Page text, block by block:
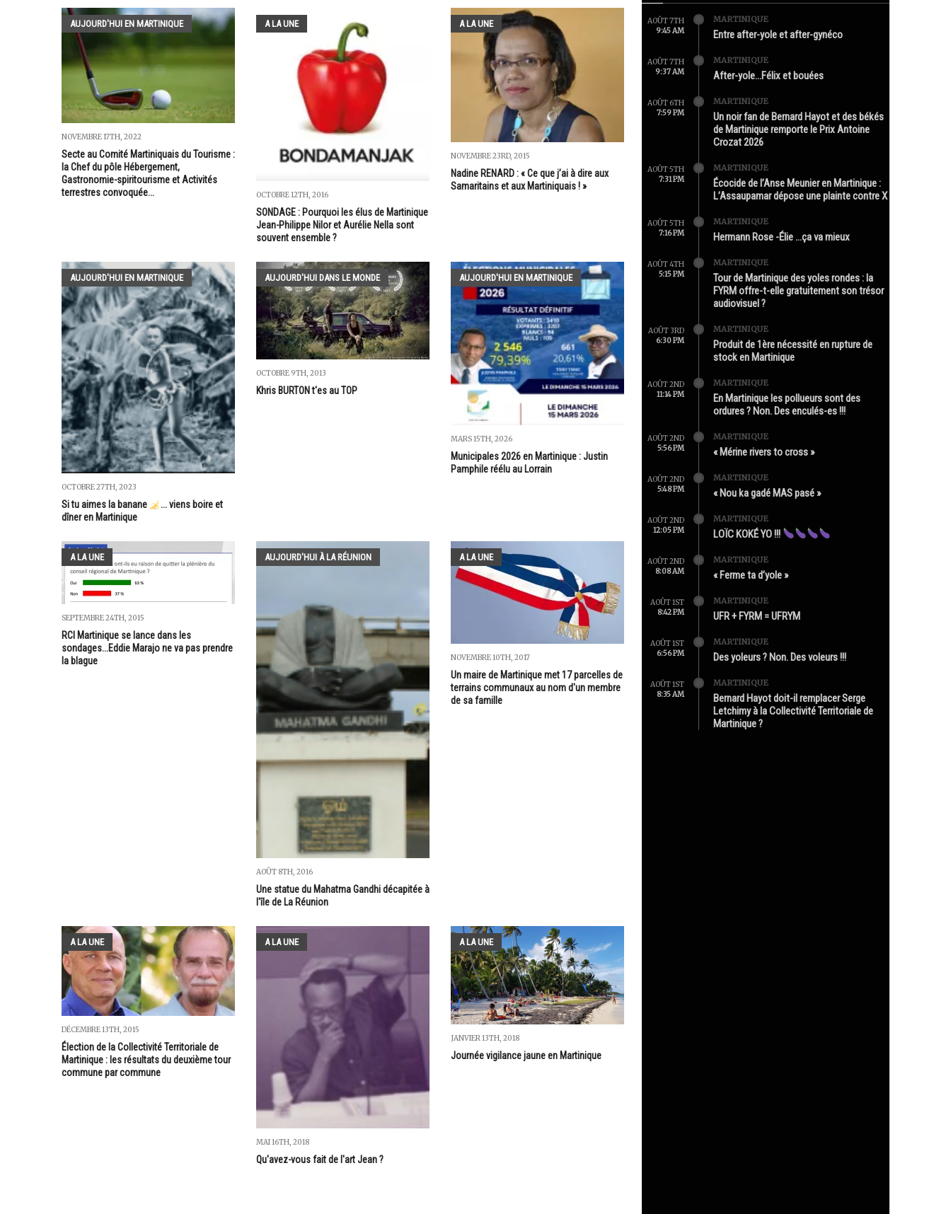
AUJOURD'HUI EN MARTINIQUE
NOVEMBRE 17TH, 2022
Secte au Comité Martiniquais du Tourisme :
la Chef du pôle Hébergement,
Gastronomie-spiritourisme et Activités
terrestres convoquée...
A LA UNE
OCTOBRE 12TH, 2016
SONDAGE : Pourquoi les élus de Martinique
Jean-Philippe Nilor et Aurélie Nella sont
souvent ensemble ?
A LA UNE
NOVEMBRE 23RD, 2015
Nadine RENARD : « Ce que j’ai à dire aux
Samaritains et aux Martiniquais ! »
AUJOURD'HUI EN MARTINIQUE
OCTOBRE 27TH, 2023
Si tu aimes la banane
... viens boire et
dîner en Martinique
AUJOURD'HUI DANS LE MONDE
OCTOBRE 9TH, 2013
Khris BURTON t'es au TOP
AUJOURD'HUI EN MARTINIQUE
MARS 15TH, 2026
Municipales 2026 en Martinique : Justin
Pamphile réélu au Lorrain
A LA UNE
SEPTEMBRE 24TH, 2015
RCI Martinique se lance dans les
sondages...Eddie Marajo ne va pas prendre
la blague
AUJOURD'HUI À LA RÉUNION
AOÛT 8TH, 2016
Une statue du Mahatma Gandhi décapitée à
l'île de La Réunion
A LA UNE
NOVEMBRE 10TH, 2017
Un maire de Martinique met 17 parcelles de
terrains communaux au nom d'un membre
de sa famille
A LA UNE
DÉCEMBRE 13TH, 2015
Élection de la Collectivité Territoriale de
Martinique : les résultats du deuxième tour
commune par commune
A LA UNE
MAI 16TH, 2018
Qu'avez-vous fait de l'art Jean ?
A LA UNE
JANVIER 13TH, 2018
Journée vigilance jaune en Martinique
AOÛT 7TH
9:45 AM
MARTINIQUE
Entre after-yole et after-gynéco
AOÛT 7TH
9:37 AM
MARTINIQUE
After-yole…Félix et bouées
AOÛT 6TH
7:59 PM
MARTINIQUE
Un noir fan de Bernard Hayot et des békés
de Martinique remporte le Prix Antoine
Crozat 2026
AOÛT 5TH
7:31 PM
MARTINIQUE
Écocide de l’Anse Meunier en Martinique :
L’Assaupamar dépose une plainte contre X
AOÛT 5TH
7:16 PM
MARTINIQUE
Hermann Rose -Élie …ça va mieux
AOÛT 4TH
5:15 PM
MARTINIQUE
Tour de Martinique des yoles rondes : la
FYRM offre-t-elle gratuitement son trésor
audiovisuel ?
AOÛT 3RD
6:30 PM
MARTINIQUE
Produit de 1ère nécessité en rupture de
stock en Martinique
AOÛT 2ND
11:14 PM
MARTINIQUE
En Martinique les pollueurs sont des
ordures ? Non. Des enculés-es !!!
AOÛT 2ND
5:56 PM
MARTINIQUE
« Mérine rivers to cross »
AOÛT 2ND
5:48 PM
MARTINIQUE
« Nou ka gadé MAS pasé »
AOÛT 2ND
12:05 PM
MARTINIQUE
LOÏC KOKÉ YO !!!
AOÛT 2ND
8:08 AM
MARTINIQUE
« Ferme ta d’yole »
AOÛT 1ST
8:42 PM
MARTINIQUE
UFR + FYRM = UFRYM
AOÛT 1ST
6:56 PM
MARTINIQUE
Des yoleurs ? Non. Des voleurs !!!
AOÛT 1ST
8:35 AM
MARTINIQUE
Bernard Hayot doit-il remplacer Serge
Letchimy à la Collectivité Territoriale de
Martinique ?